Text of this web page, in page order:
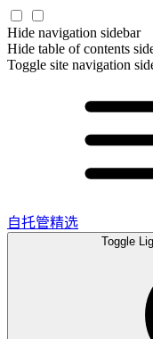
Hide navigation sidebar
Hide table of contents
Toggle site navigation
自托管精选
Toggle